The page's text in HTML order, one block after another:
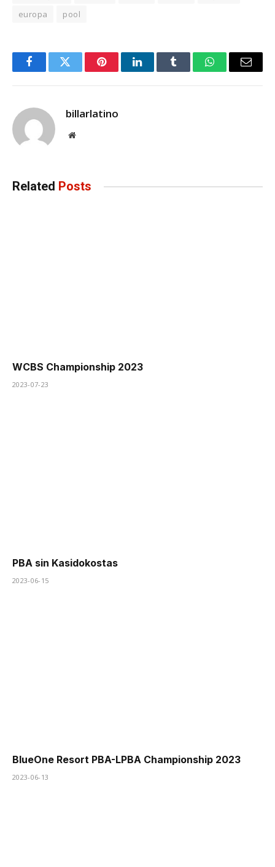
europa
pool
FacebookTwitter PinterestLinkedInTumblr WhatsAppEmail
billarlatino
Website
Related Posts
WCBS Championship 2023
2023-07-23
PBA sin Kasidokostas
2023-06-15
BlueOne Resort PBA-LPBA Championship 2023
2023-06-13